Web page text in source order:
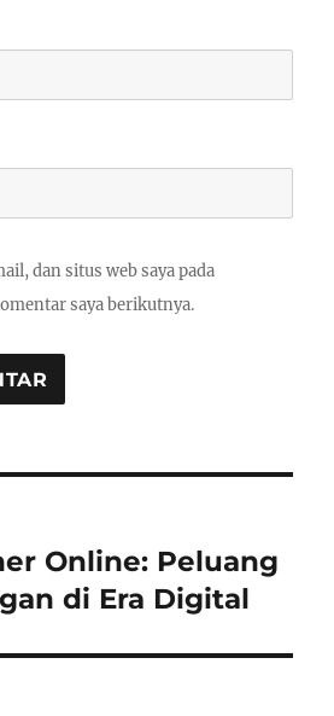
dan situs web saya pada
saya berikutnya.
Online: Peluang
di Era Digital